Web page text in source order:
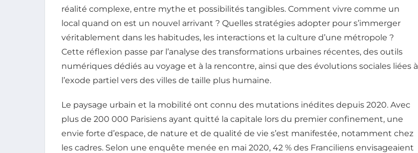
réalité complexe, entre mythe et possibilités tangibles. Comment vivre comme un
local quand on est un nouvel arrivant ? Quelles stratégies adopter pour s’immerger
véritablement dans les habitudes, les interactions et la culture d’une métropole ?
Cette réflexion passe par l’analyse des transformations urbaines récentes, des outils
numériques dédiés au voyage et à la rencontre, ainsi que des évolutions sociales liées à
l’exode partiel vers des villes de taille plus humaine.
Le paysage urbain et la mobilité ont connu des mutations inédites depuis 2020. Avec
plus de 200 000 Parisiens ayant quitté la capitale lors du premier confinement, une
envie forte d’espace, de nature et de qualité de vie s’est manifestée, notamment chez
les cadres. Selon une enquête menée en mai 2020, 42 % des Franciliens envisageaient